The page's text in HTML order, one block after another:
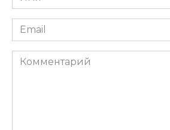
*
Email
*
Комментарий